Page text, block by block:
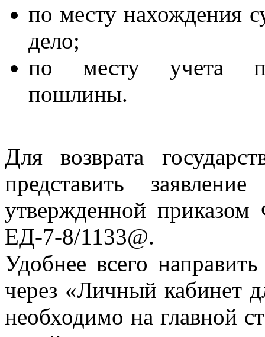
по месту нахождения
дело;
по месту учета
пошлины.
Для возврата
представить
утвержденной
ЕД-7-8/1133@.
Удобнее всего
через «Личный кабинет
необходимо на главной